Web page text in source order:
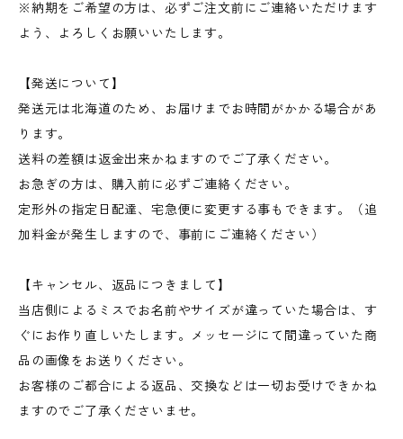
※納期をご希望の方は、必ずご注文前にご連絡いただけます
よう、よろしくお願いいたします。
【発送について】
発送元は北海道のため、お届けまでお時間がかかる場合があ
ります。
送料の差額は返金出来かねますのでご了承ください。
お急ぎの方は、購入前に必ずご連絡ください。
定形外の指定日配達、宅急便に変更する事もできます。（追
加料金が発生しますので、事前にご連絡ください）
【キャンセル、返品につきまして】
当店側によるミスでお名前やサイズが違っていた場合は、す
ぐにお作り直しいたします。メッセージにて間違っていた商
品の画像をお送りください。
お客様のご都合による返品、交換などは一切お受けできかね
ますのでご了承くださいませ。